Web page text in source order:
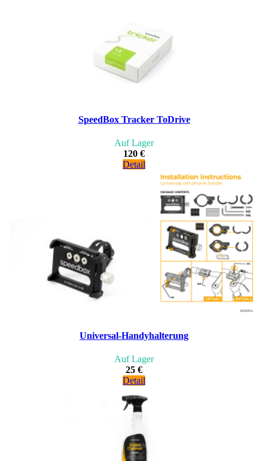
SpeedBox Tracker ToDrive
Auf Lager
120 €
Detail
Universal-Handyhalterung
Auf Lager
25 €
Detail